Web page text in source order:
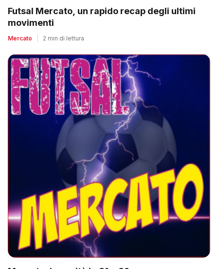
Futsal Mercato, un rapido recap degli ultimi
movimenti
Mercato 2 min di lettura